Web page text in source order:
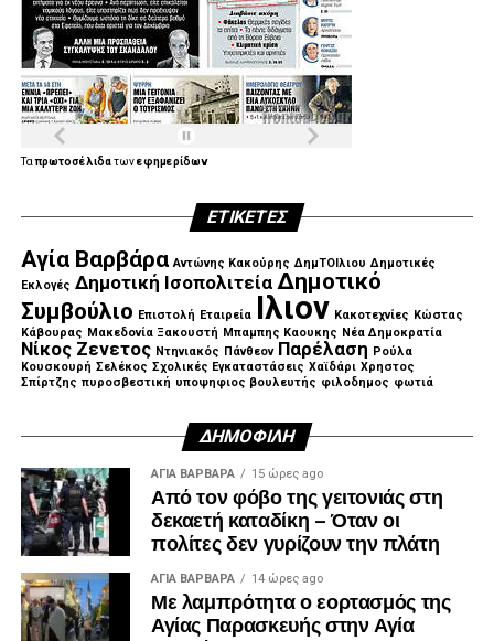
Ταπρωτοσέλιδατωνεφημερίδων
ΕΤΙΚΈΤΕΣ
Αγία Βαρβάρα Αντώνης Κακούρης ΔημΤΟΙλιου Δημοτικές
Εκλογές Δημοτική Ισοπολιτεία Δημοτικό
Συμβούλιο Επιστολή Εταιρεία Ιλιον Κακοτεχνίες Κώστας
Κάβουρας Μακεδονία Ξακουστή Μπαμπης Καουκης Νέα Δημοκρατία
Νίκος Ζενετος Ντηνιακός Πάνθεον Παρέλαση Ρούλα
Κουσκουρή Σελέκος Σχολικές Εγκαταστάσεις Χαϊδάρι Χρηστος
Σπίρτζης πυροσβεστική υποψηφιος βουλευτής φιλοδημος φωτιά
ΔΗΜΟΦΙΛΉ
ΑΓΙΑ ΒΑΡΒΑΡΑ 15 ώρες ago
Από τον φόβο της γειτονιάς στη
δεκαετή καταδίκη – Όταν οι
πολίτες δεν γυρίζουν την πλάτη
ΑΓΙΑ ΒΑΡΒΑΡΑ 14 ώρες ago
Με λαμπρότητα ο εορτασμός της
Αγίας Παρασκευής στην Αγία